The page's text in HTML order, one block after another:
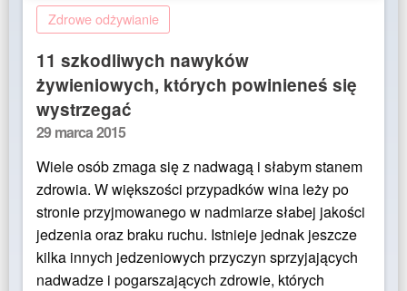
Zdrowe odżywianie
11 szkodliwych nawyków
żywieniowych, których powinieneś się
wystrzegać
Posted
29 marca 2015
Wiele osób zmaga się z nadwagą i słabym stanem
zdrowia. W większości przypadków wina leży po
stronie przyjmowanego w nadmiarze słabej jakości
jedzenia oraz braku ruchu. Istnieje jednak jeszcze
kilka innych jedzeniowych przyczyn sprzyjających
nadwadze i pogarszających zdrowie, których